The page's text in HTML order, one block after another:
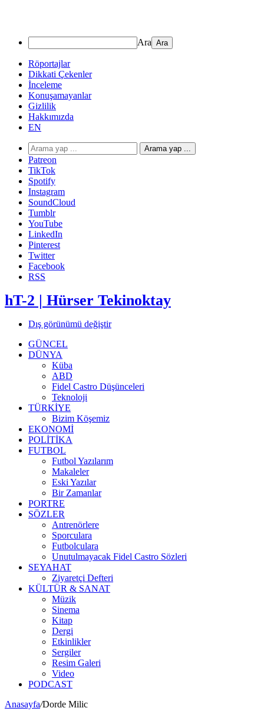
Ara
Röportajlar
Dikkati Çekenler
İnceleme
Konuşamayanlar
Gizlilik
Hakkımızda
EN
Arama yap ...
Patreon
TikTok
Spotify
Instagram
SoundCloud
Tumblr
YouTube
LinkedIn
Pinterest
Twitter
Facebook
RSS
hT-2 | Hürser Tekinoktay
Dış görünümü değiştir
GÜNCEL
DÜNYA
Küba
ABD
Fidel Castro Düşünceleri
Teknoloji
TÜRKİYE
Bizim Köşemiz
EKONOMİ
POLİTİKA
FUTBOL
Futbol Yazılarım
Makaleler
Eski Yazılar
Bir Zamanlar
PORTRE
SÖZLER
Antrenörlere
Sporculara
Futbolculara
Unutulmayacak Fidel Castro Sözleri
SEYAHAT
Ziyaretçi Defteri
KÜLTÜR & SANAT
Müzik
Sinema
Kitap
Dergi
Etkinlikler
Sergiler
Resim Galeri
Video
PODCAST
Anasayfa/Dorde Milic